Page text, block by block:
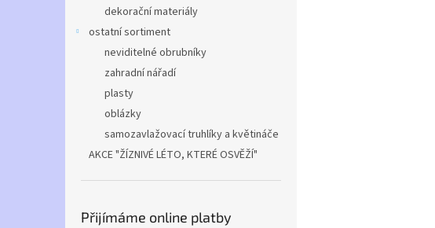
dekorační materiály
ostatní sortiment
neviditelné obrubníky
zahradní nářadí
plasty
oblázky
samozavlažovací truhlíky a květináče
AKCE "ŽÍZNIVÉ LÉTO, KTERÉ OSVĚŽÍ"
Přijímáme online platby